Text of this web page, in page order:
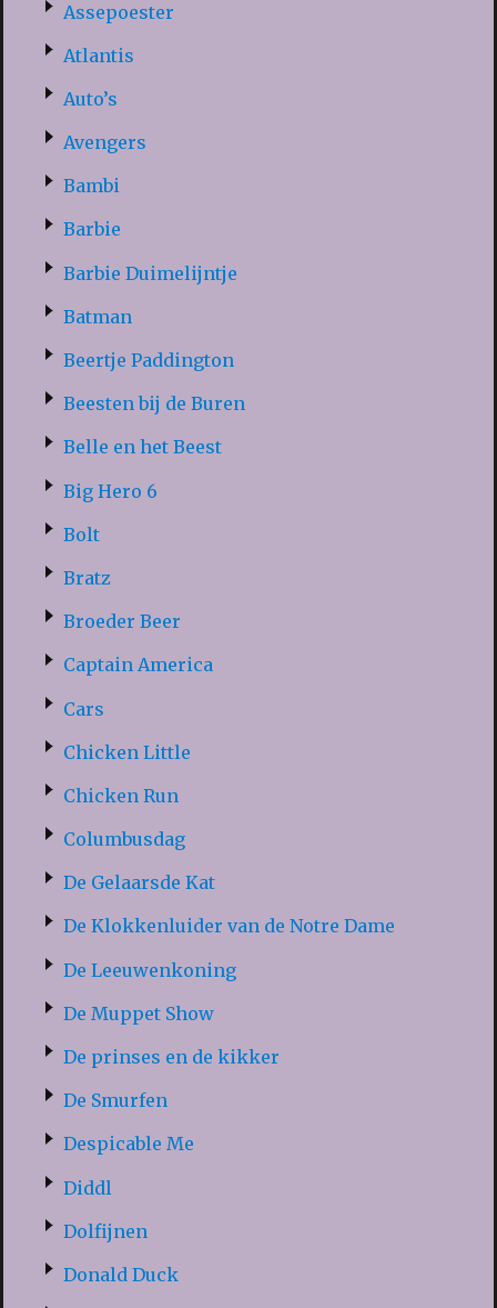
Assepoester
Atlantis
Auto’s
Avengers
Bambi
Barbie
Barbie Duimelijntje
Batman
Beertje Paddington
Beesten bij de Buren
Belle en het Beest
Big Hero 6
Bolt
Bratz
Broeder Beer
Captain America
Cars
Chicken Little
Chicken Run
Columbusdag
De Gelaarsde Kat
De Klokkenluider van de Notre Dame
De Leeuwenkoning
De Muppet Show
De prinses en de kikker
De Smurfen
Despicable Me
Diddl
Dolfijnen
Donald Duck